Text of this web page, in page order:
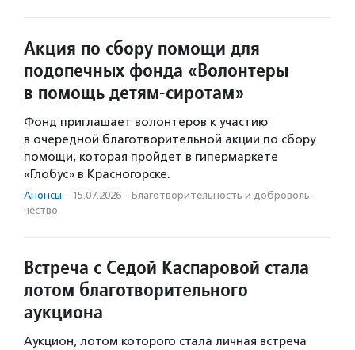
Акция по сбору помощи для
подопечных фонда «Волонтеры
в помощь детям-сиротам»
Фонд приглашает волонтеров к участию
в очередной благотворительной акции по сбору
помощи, которая пройдет в гипермаркете
«Глобус» в Красногорске.
Анонсы · 15.07.2026 · Благотвори­тель­ность и доброволь­
чест­во
Встреча с Седой Каспаровой стала
лотом благотворительного
аукциона
Аукцион, лотом которого стала личная встреча